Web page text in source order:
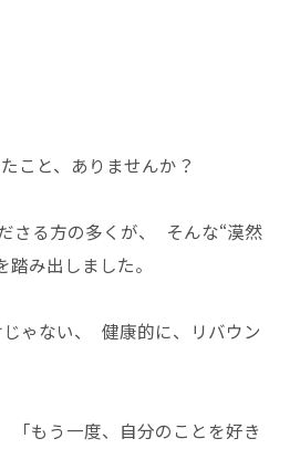
こと、ありませんか？
さる方の多くが、 そんな“漠然
み出しました。
ゃない、 健康的に、リバウン
「もう一度、自分のことを好き